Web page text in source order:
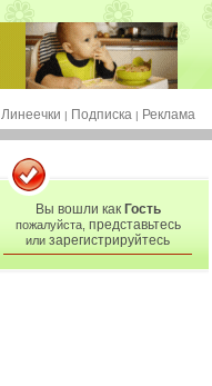
Линеечки | Подписка | Реклама
Вы вошли как Гость
пожалуйста, представьтесь
или зарегистрируйтесь